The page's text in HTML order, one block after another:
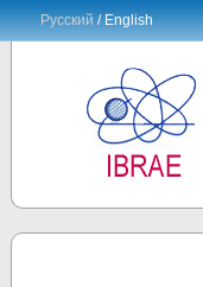
Русский/ English